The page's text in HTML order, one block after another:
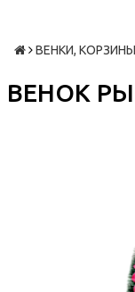
ВЕНКИ, КОРЗИНЫ
ВЕНОК